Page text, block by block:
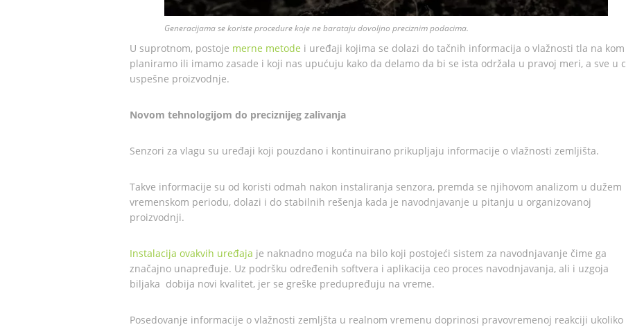
Generacijama se koriste procedure koje ne barataju dovoljno preciznim podacima.
U suprotnom, postoje merne metode i uređaji kojima se dolazi do tačnih informacija o vlažnosti tla na kom
planiramo ili imamo zasade i koji nas upućuju kako da delamo da bi se ista održala u pravoj meri, a sve u
uspešne proizvodnje.
Novom tehnologijom do preciznijeg zalivanja
Senzori za vlagu su uređaji koji pouzdano i kontinuirano prikupljaju informacije o vlažnosti zemljišta.
Takve informacije su od koristi odmah nakon instaliranja senzora, premda se njihovom analizom u dužem
vremenskom periodu, dolazi i do stabilnih rešenja kada je navodnjavanje u pitanju u organizovanoj
proizvodnji.
Instalacija ovakvih uređaja je naknadno moguća na bilo koji postojeći sistem za navodnjavanje čime ga
značajno unapređuje. Uz podršku određenih softvera i aplikacija ceo proces navodnjavanja, ali i uzgoja
biljaka dobija novi kvalitet, jer se greške predupređuju na vreme.
Posedovanje informacije o vlažnosti zemljšta u realnom vremenu doprinosi pravovremenoj reakciji ukoliko